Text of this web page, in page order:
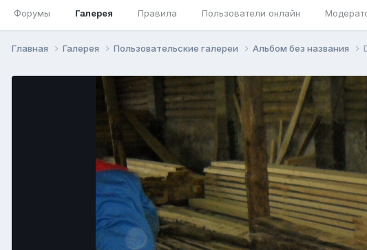
Форумы Галерея Правила Пользователи онлайн
Главная Галерея Пользовательские галереи Альбом без названия